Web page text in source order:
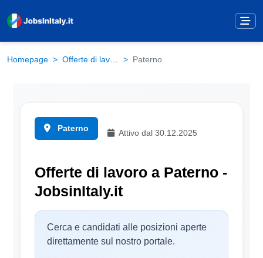
Homepage Offerte di lavoro Paterno
Paterno
Attivo dal 30.12.2025
Offerte di lavoro a Paterno -
JobsinItaly.it
Cerca e candidati alle posizioni aperte
direttamente sul nostro portale.